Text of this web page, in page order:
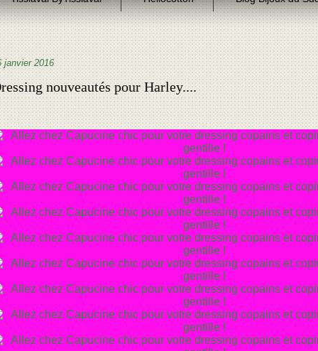
janvier 2016
nouveautés pour Harley....